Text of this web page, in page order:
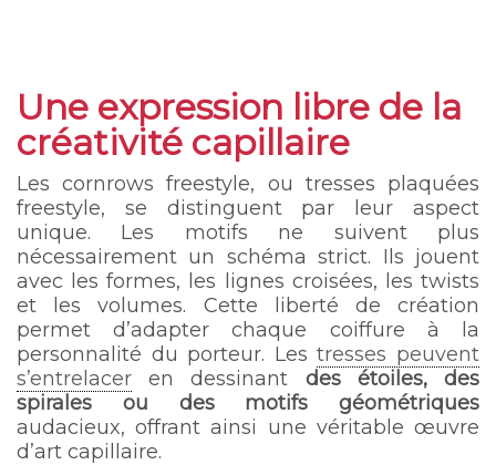
Une expression libre de la
créativité capillaire
Les cornrows freestyle, ou tresses plaquées
freestyle, se distinguent par leur aspect
unique. Les motifs ne suivent plus
nécessairement un schéma strict. Ils jouent
avec les formes, les lignes croisées, les twists
et les volumes. Cette liberté de création
permet d’adapter chaque coiffure à la
personnalité du porteur. Lestresses peuvent
s’entrelacer en dessinant des étoiles, des
spirales ou des motifs géométriques
audacieux, offrant ainsi une véritable œuvre
d’art capillaire.